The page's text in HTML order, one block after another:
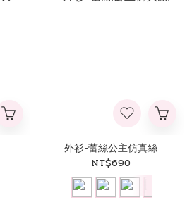
外衫-蕾絲公主仿真絲
NT$690